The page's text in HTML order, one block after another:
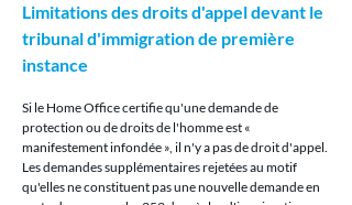
Limitations des droits d'appel devant le
tribunal d'immigration de première
instance
Si le Home Office certifie qu'une demande de
protection ou de droits de l'homme est «
manifestement infondée », il n'y a pas de droit d'appel.
Les demandes supplémentaires rejetées au motif
qu'elles ne constituent pas une nouvelle demande en